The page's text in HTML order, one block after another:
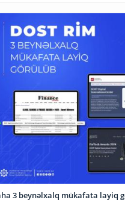
3 beynəlxalq mükafata layiq